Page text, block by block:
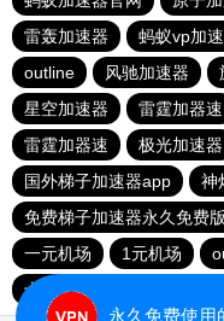
雷轰加速器
蚂蚁vp加
outline
风驰加速器
星空加速器
雷霆加器速
雷霆加器速
极光加速器
国外梯子加速器app
神
免费梯子加速器永久免费版
一元机场
1元机场
十大免费网络加速神器
永久免费使用